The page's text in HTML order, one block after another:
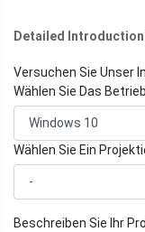
Detailed Introduction
Versuchen Sie Unser
Wählen Sie Das
Wählen Sie Ein
Beschreiben Sie Ihr